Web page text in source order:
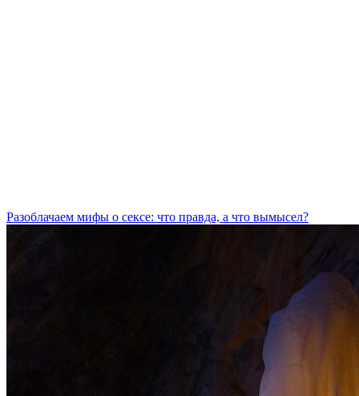
Разоблачаем мифы о сексе: что правда, а что вымысел?